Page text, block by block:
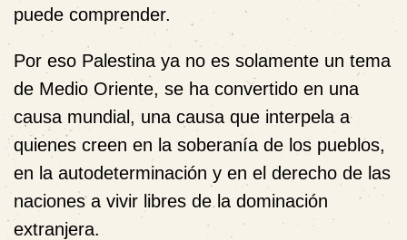
puede comprender.
Por eso Palestina ya no es solamente un tema
de Medio Oriente, se ha convertido en una
causa mundial, una causa que interpela a
quienes creen en la soberanía de los pueblos,
en la autodeterminación y en el derecho de las
naciones a vivir libres de la dominación
extranjera.